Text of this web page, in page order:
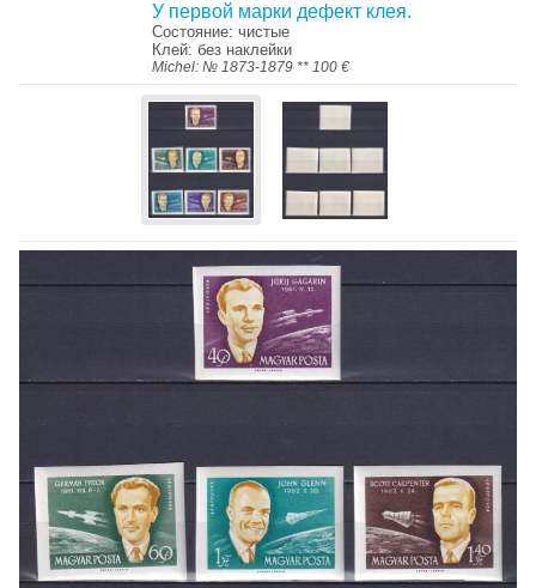
У первой марки дефект клея.
Состояние: чистые
Клей: без наклейки
Michel: № 1873-1879 ** 100 €